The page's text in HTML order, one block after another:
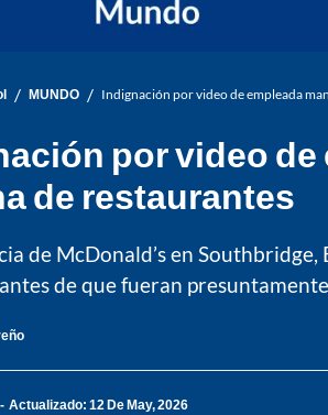
/ MUNDO / Indignación por video de empleada
por video
de restaurantes
de McDonald’s en
de que fueran
Actualizado: 12 De May, 2026